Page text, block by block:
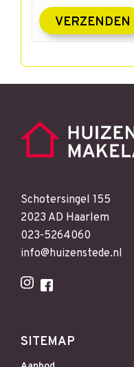
Schotersingel 155
2023 AD Haarlem
023-5264060
info@huizenstede.nl
SITEMAP